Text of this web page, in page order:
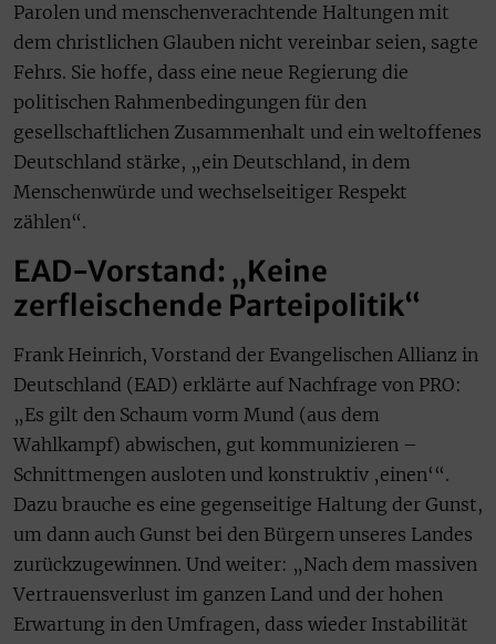
Parolen und menschenverachtende Haltungen mit
dem christlichen Glauben nicht vereinbar seien, sagte
Fehrs. Sie hoffe, dass eine neue Regierung die
politischen Rahmenbedingungen für den
gesellschaftlichen Zusammenhalt und ein weltoffenes
Deutschland stärke, „ein Deutschland, in dem
Menschenwürde und wechselseitiger Respekt
zählen“.
EAD-Vorstand: „Keine
zerfleischende Parteipolitik“
Frank Heinrich, Vorstand der Evangelischen Allianz in
Deutschland (EAD) erklärte auf Nachfrage von PRO:
„Es gilt den Schaum vorm Mund (aus dem
Wahlkampf) abwischen, gut kommunizieren –
Schnittmengen ausloten und konstruktiv ‚einen‘“.
Dazu brauche es eine gegenseitige Haltung der Gunst,
um dann auch Gunst bei den Bürgern unseres Landes
zurückzugewinnen. Und weiter: „Nach dem massiven
Vertrauensverlust im ganzen Land und der hohen
Erwartung in den Umfragen, dass wieder Instabilität